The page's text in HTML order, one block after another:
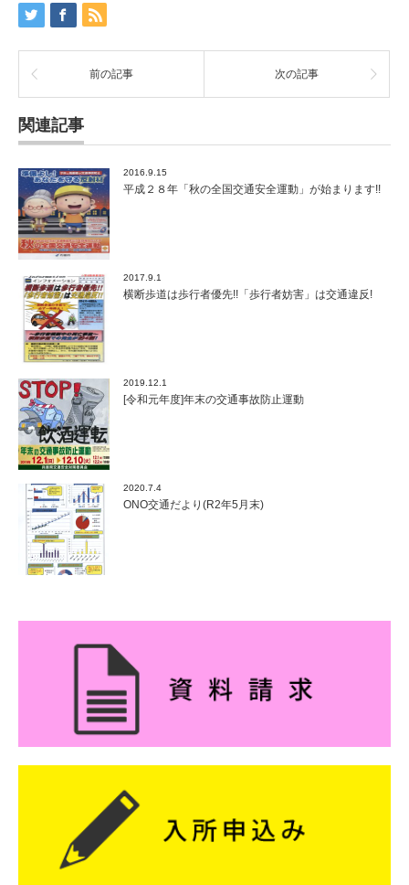
前の記事 次の記事
関連記事
2016.9.15
平成２８年「秋の全国交通安全運動」が始まります!!
2017.9.1
横断歩道は歩行者優先!!「歩行者妨害」は交通違反!
2019.12.1
[令和元年度]年末の交通事故防止運動
2020.7.4
ONO交通だより(R2年5月末)